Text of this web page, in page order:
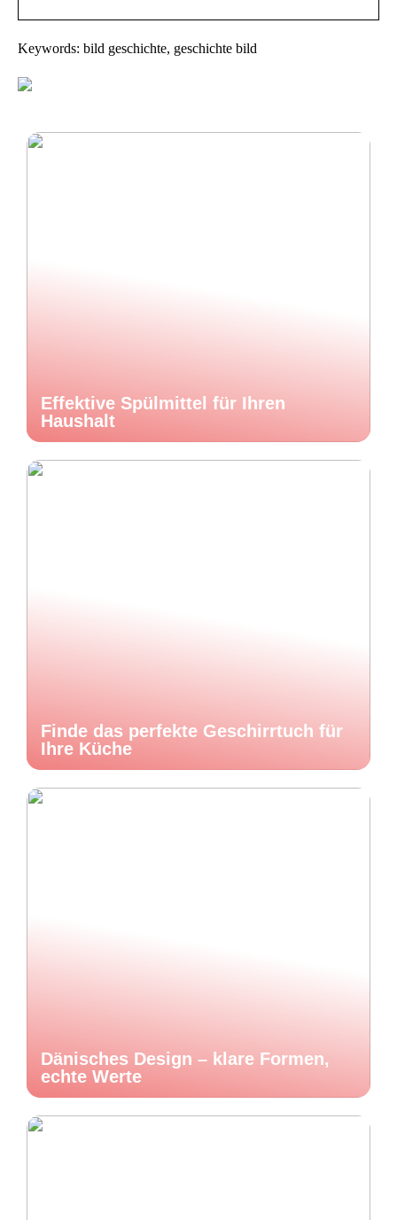
Keywords: bild geschichte, geschichte bild
Effektive Spülmittel für Ihren
Haushalt
Finde das perfekte Geschirrtuch für
Ihre Küche
Dänisches Design – klare Formen,
echte Werte